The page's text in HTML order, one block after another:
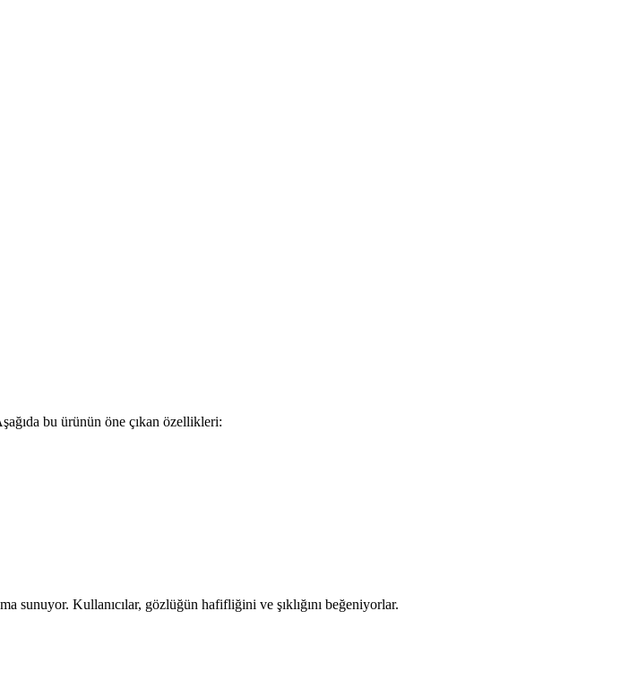
bu ürünün öne çıkan özellikleri:
sunuyor. Kullanıcılar, gözlüğün hafifliğini ve şıklığını beğeniyorlar.